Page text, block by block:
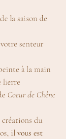
la saison de
senteur
à la main
lierre
Coeur de Chêne
créations du
il vous est